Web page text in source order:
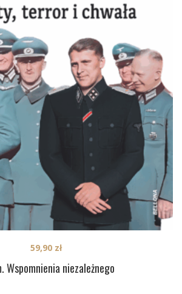
Wspomnienia niezależnego
59,90 zł